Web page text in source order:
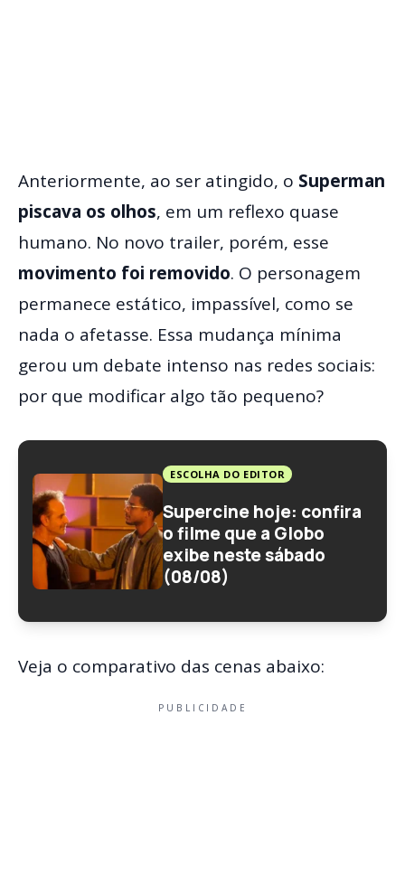
Anteriormente, ao ser atingido, o Superman
piscava os olhos, em um reflexo quase
humano. No novo trailer, porém, esse
movimento foi removido. O personagem
permanece estático, impassível, como se
nada o afetasse. Essa mudança mínima
gerou um debate intenso nas redes sociais:
por que modificar algo tão pequeno?
ESCOLHA DO EDITOR
Supercine hoje: confira
o filme que a Globo
exibe neste sábado
(08/08)
Veja o comparativo das cenas abaixo:
PUBLICIDADE